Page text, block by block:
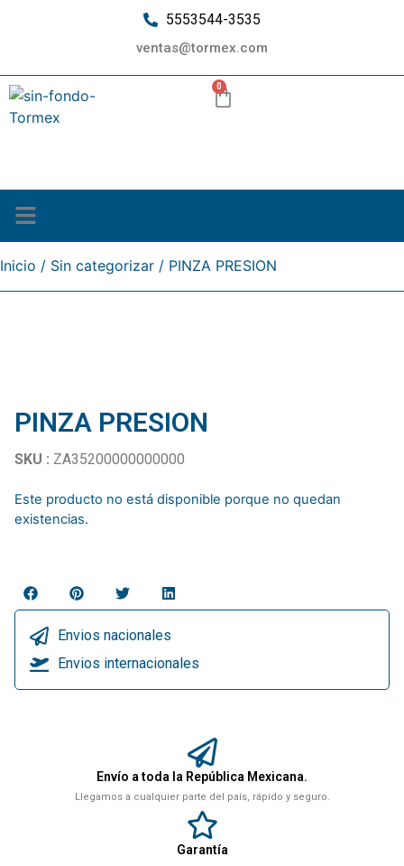
5553544-3535
ventas@tormex.com
0
Inicio / Sin categorizar / PINZA PRESION
PINZA PRESION
SKU : ZA35200000000000
Este producto no está disponible porque no quedan
existencias.
Envios nacionales
Envios internacionales
Envío a toda la República Mexicana.
Llegamos a cualquier parte del país, rápido y seguro.
Garantía